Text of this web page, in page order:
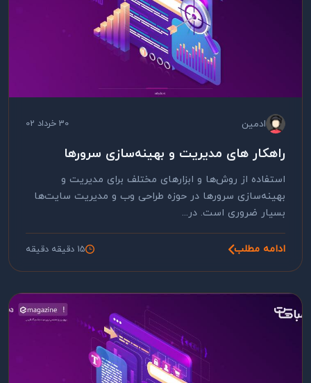
ادمین 30 خرداد 02
راهکار های مدیریت و بهینه‌سازی سرورها
استفاده از روش‌ها و ابزارهای مختلف برای مدیریت و
بهینه‌سازی سرورها در حوزه طراحی وب و مدیریت سایت‌ها
بسیار ضروری است. در...
ادامه مطلب 15 دقیقه دقیقه